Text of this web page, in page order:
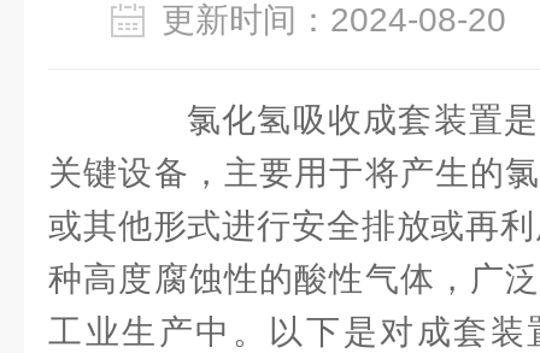
更新时间：2024-08-
氯化氢吸收成套装置是
关键设备，主要用于将产生的
或其他形式进行安全排放或再
种高度腐蚀性的酸性气体，广
工业生产中。以下是对成套装